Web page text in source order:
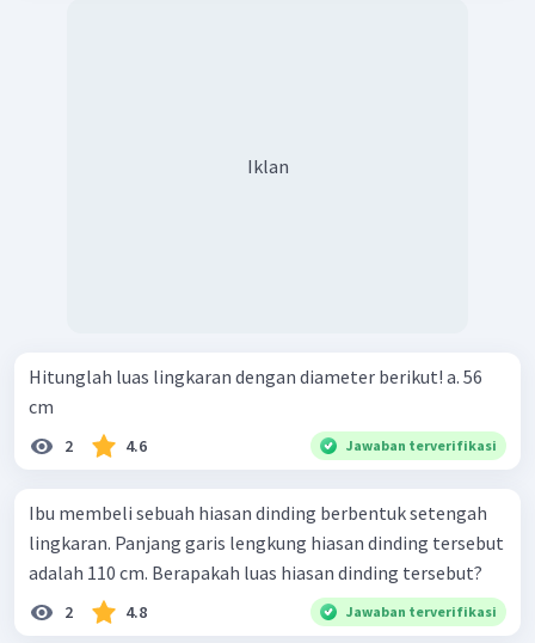
Iklan
Hitunglah luas lingkaran dengan diameter berikut! a. 56
cm
2 4.6 Jawaban terverifikasi
Ibu membeli sebuah hiasan dinding berbentuk setengah
lingkaran. Panjang garis lengkung hiasan dinding tersebut
adalah 110 cm. Berapakah luas hiasan dinding tersebut?
2 4.8 Jawaban terverifikasi